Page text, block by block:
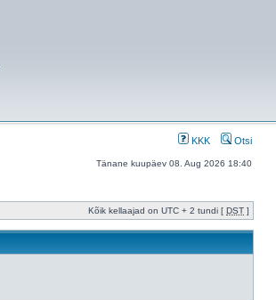
KKK Otsi
Tänane kuupäev 08. Aug 2026 18:40
Kõik kellaajad on UTC + 2 tundi [ DST ]